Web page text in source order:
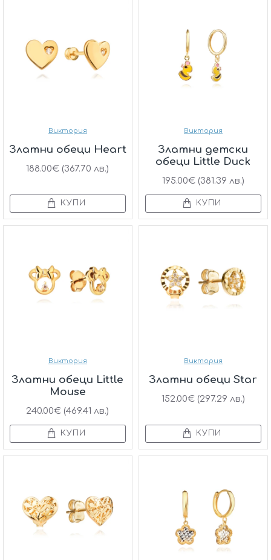
Виктория
Златни обеци Heart
188.00€ (367.70 лв.)
КУПИ
Виктория
Златни детски
обеци Little Duck
195.00€ (381.39 лв.)
КУПИ
Виктория
Златни обеци Little
Mouse
240.00€ (469.41 лв.)
КУПИ
Виктория
Златни обеци Star
152.00€ (297.29 лв.)
КУПИ